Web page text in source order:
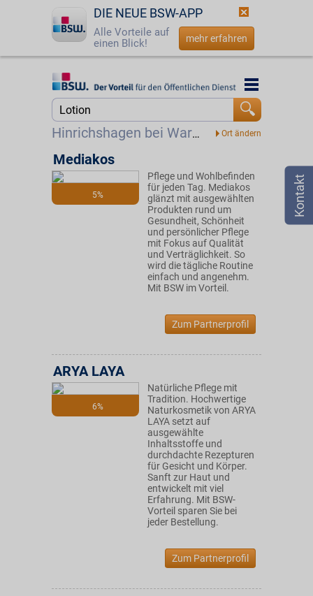
DIE NEUE BSW-APP
Alle Vorteile auf
einen Blick!
mehr erfahren
Startseite
Login
☎ 0800 - 279 25 82
Hinrichshagen bei Waren
Startseite
5%
Mediakos
Pflege und Wohlbefinden
für jeden Tag. Mediakos
glänzt mit ausgewählten
Produkten rund um
Gesundheit, Schönheit
und persönlicher Pflege
mit Fokus auf Qualität
und Verträglichkeit. So
wird die tägliche Routine
einfach und angenehm.
Mit BSW im Vorteil.
Zum Partnerprofil
6%
ARYA LAYA
Natürliche Pflege mit
Tradition. Hochwertige
Naturkosmetik von ARYA
LAYA setzt auf
ausgewählte
Inhaltsstoffe und
durchdachte Rezepturen
für Gesicht und Körper.
Sanft zur Haut und
entwickelt mit viel
Erfahrung. Mit BSW-
Vorteil sparen Sie bei
jeder Bestellung.
Zum Partnerprofil